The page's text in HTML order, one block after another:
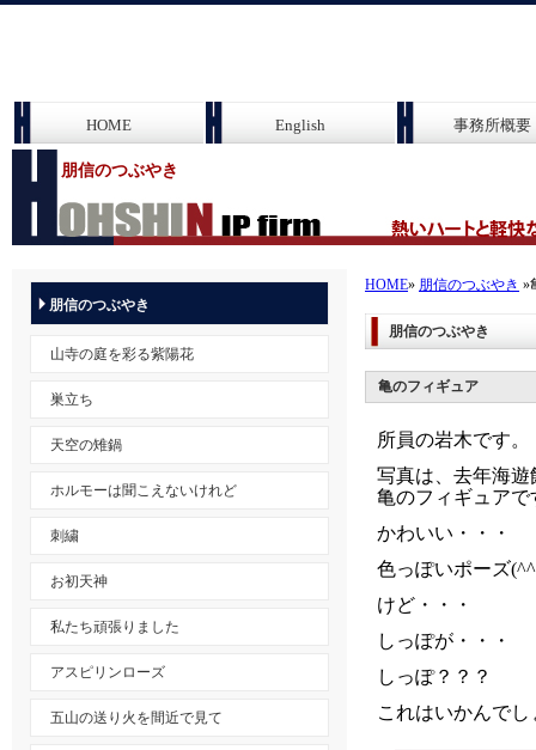
HOME English 事務所概要
朋信のつぶやき
HOME» 朋信のつぶやき »
朋信のつぶやき
亀のフィギュア
所員の岩木です。
写真は、去年海
亀のフィギュアで
かわいい・・・
色っぽいポーズ
けど・・・
しっぽが・・・
しっぽ？？？
これはいかんでし
朋信のつぶやき
山寺の庭を彩る紫陽花
巣立ち
天空の雉鍋
ホルモーは聞こえないけれど
刺繍
お初天神
私たち頑張りました
アスピリンローズ
五山の送り火を間近で見て